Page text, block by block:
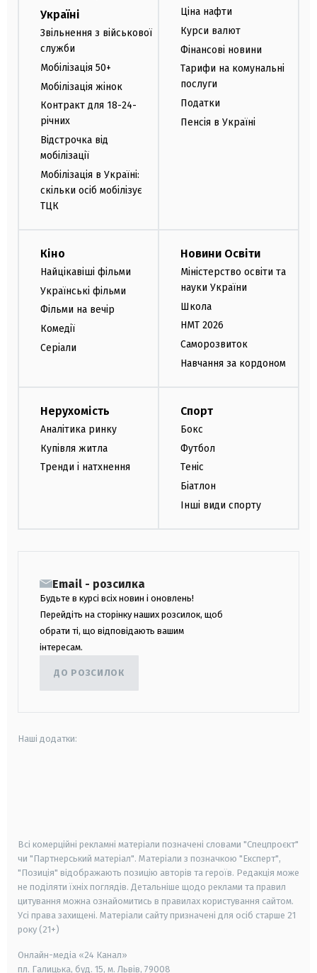
Україні
Звільнення з військової
служби
Мобілізація 50+
Мобілізація жінок
Контракт для 18-24-
річних
Відстрочка від
мобілізації
Мобілізація в Україні:
скільки осіб мобілізує
ТЦК
Ціна нафти
Курси валют
Фінансові новини
Тарифи на комунальні
послуги
Податки
Пенсія в Україні
Кіно
Найцікавіші фільми
Українські фільми
Фільми на вечір
Комедії
Серіали
Новини Освіти
Міністерство освіти та
науки України
Школа
НМТ 2026
Саморозвиток
Навчання за кордоном
Нерухомість
Аналітика ринку
Купівля житла
Тренди і натхнення
Спорт
Бокс
Футбол
Теніс
Біатлон
Інші види спорту
Email - розсилка
Будьте в курсі всіх новин і оновлень!
Перейдіть на сторінку наших розсилок, щоб
обрати ті, що відповідають вашим
інтересам.
ДО РОЗСИЛОК
Наші додатки:
Всі комерційні рекламні матеріали позначені словами "Спецпроєкт"
чи "Партнерський матеріал". Матеріали з позначкою "Експерт",
"Позиція" відображають позицію авторів та героїв. Редакція може
не поділяти їхніх поглядів. Детальніше щодо реклами та правил
цитування можна ознайомитись в правилах користування сайтом.
Усі права захищені. Матеріали сайту призначені для осіб старше 21
року (21+)
Онлайн-медіа «24 Канал»
пл. Галицька, буд. 15, м. Львів, 79008